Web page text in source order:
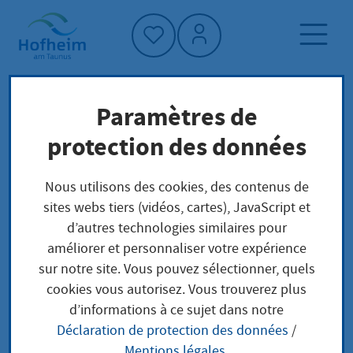
Accueil"
Page d'accueil
Trouver un service
Structure administrative
Beratung
Anschrift
Paramètres de
protection des données
Nous utilisons des cookies, des contenus de
sites webs tiers (vidéos, cartes), JavaScript et
d’autres technologies similaires pour
améliorer et personnaliser votre expérience
sur notre site. Vous pouvez sélectionner, quels
cookies vous autorisez. Vous trouverez plus
d’informations à ce sujet dans notre
Déclaration de protection des données /